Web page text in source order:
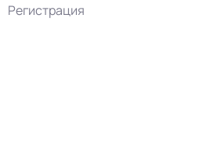
Регистрация